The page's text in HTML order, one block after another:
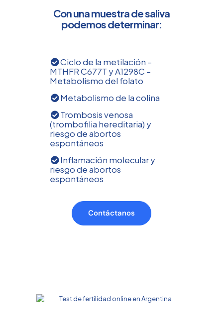
Con una muestra de saliva
podemos determinar:
Ciclo de la metilación –
MTHFR C677T y A1298C –
Metabolismo del folato
Metabolismo de la colina
Trombosis venosa
(trombofilia hereditaria) y
riesgo de abortos
espontáneos
Inflamación molecular y
riesgo de abortos
espontáneos
Contáctanos